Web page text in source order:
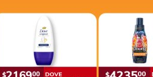
Educación reprogramó los